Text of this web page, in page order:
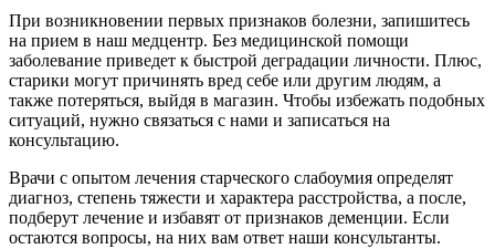
При возникновении первых признаков болезни, запишитесь
на прием в наш медцентр. Без медицинской помощи
заболевание приведет к быстрой деградации личности. Плюс,
старики могут причинять вред себе или другим людям, а
также потеряться, выйдя в магазин. Чтобы избежать подобных
ситуаций, нужно связаться с нами и записаться на
консультацию.
Врачи с опытом лечения старческого слабоумия определят
диагноз, степень тяжести и характера расстройства, а после,
подберут лечение и избавят от признаков деменции. Если
остаются вопросы, на них вам ответ наши консультанты.